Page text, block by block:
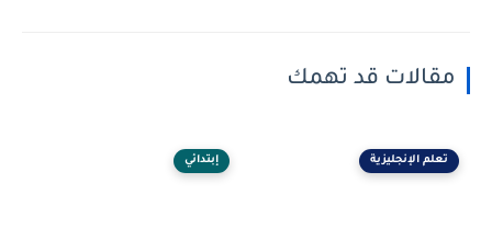
مقالات قد تهمك
تعلم الإنجليزية إبتدائي